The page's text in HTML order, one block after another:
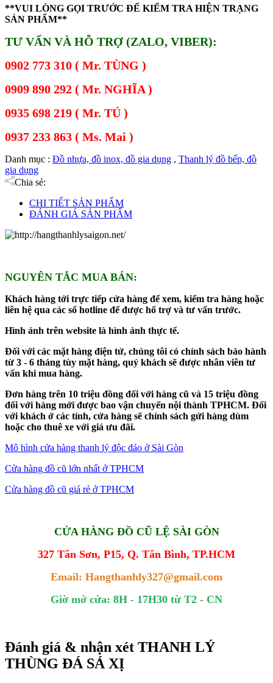
**VUI LÒNG GỌI TRƯỚC ĐỂ KIỂM TRA HIỆN TRẠNG
SẢN PHẨM**
TƯ VẤN VÀ HỖ TRỢ (ZALO, VIBER):
0902 773 310 ( Mr. TÙNG )
0909 890 292 ( Mr. NGHĨA )
0935 698 219 ( Mr. TÚ )
0937 233 863 ( Ms. Mai )
Danh mục : Đồ nhựa, đồ inox, đồ gia dụng , Thanh lý đồ bếp, đồ
gia dụng
Chia sẻ:
CHI TIẾT SẢN PHẨM
ĐÁNH GIÁ SẢN PHẨM
NGUYÊN TẮC MUA BÁN:
Khách hàng tới trực tiếp cửa hàng để xem, kiểm tra hàng hoặc
liên hệ qua các số hotline để được hổ trợ và tư vấn trước.
Hình ảnh trên website là hình ảnh thực tế.
Đối với các mặt hàng điện tử, chúng tôi có chính sách bảo hành
từ 3 - 6 tháng tùy mặt hàng, quý khách sẽ được nhân viên tư
vấn khi mua hàng.
Đơn hàng trên 10 triệu đồng đối với hàng cũ và 15 triệu đồng
đối với hàng mới được bao vận chuyển nội thành TPHCM. Đối
với khách ở các tỉnh, cửa hàng sẽ chính sách gửi hàng dùm
hoặc cho thuê xe với giá ưu đãi.
Mô hình cửa hàng thanh lý độc đáo ở Sài Gòn
Cửa hàng đồ cũ lớn nhất ở TPHCM
Cửa hàng đồ cũ giá rẻ ở TPHCM
CỬA HÀNG ĐỒ CŨ LỆ SÀI GÒN
327 Tân Sơn, P15, Q. Tân Bình, TP.HCM
Email: Hangthanhly327@gmail.com
Giờ mở cửa: 8H - 17H30 từ T2 - CN
Đánh giá & nhận xét THANH LÝ
THÙNG ĐÁ SÁ XỊ